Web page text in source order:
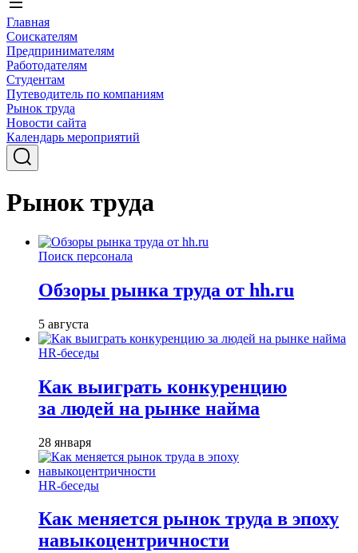
Главная
Соискателям
Предпринимателям
Работодателям
Студентам
Путеводитель по компаниям
Рынок труда
Новости сайта
Календарь мероприятий
Рынок труда
Поиск персонала
Обзоры рынка труда от hh.ru
5 августа
HR-беседы
Как выиграть конкуренцию
за людей на рынке найма
28 января
HR-беседы
Как меняется рынок труда в эпоху
навыкоцентричности